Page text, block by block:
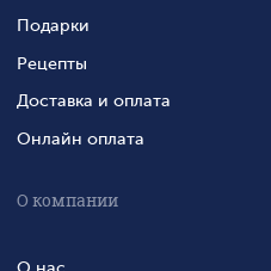
Подарки
Рецепты
Доставка и оплата
Онлайн оплата
О компании